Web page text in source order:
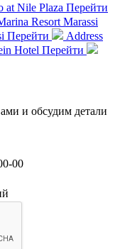
at Nile Plaza Перейти
Resort Marassi
Перейти
Address
Hotel Перейти
и обсудим детали
00